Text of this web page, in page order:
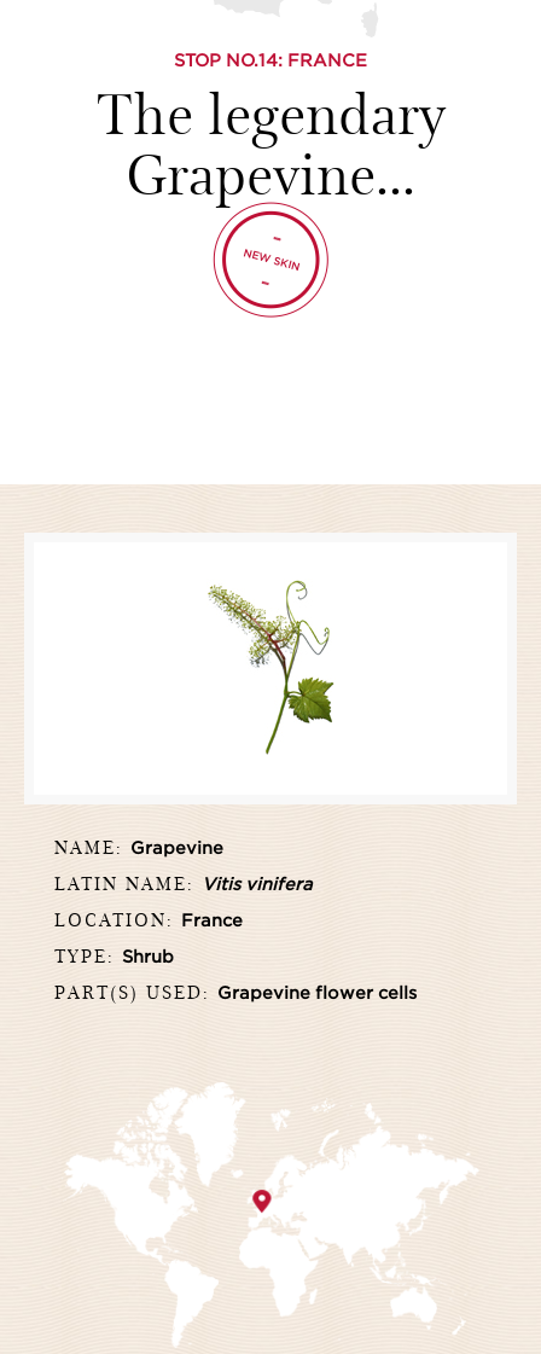
STOP NO.14: FRANCE
The legendary
Grapevine...
NAME: Grapevine
LATIN NAME: Vitis vinifera
LOCATION: France
TYPE: Shrub
PART(S) USED: Grapevine flower cells